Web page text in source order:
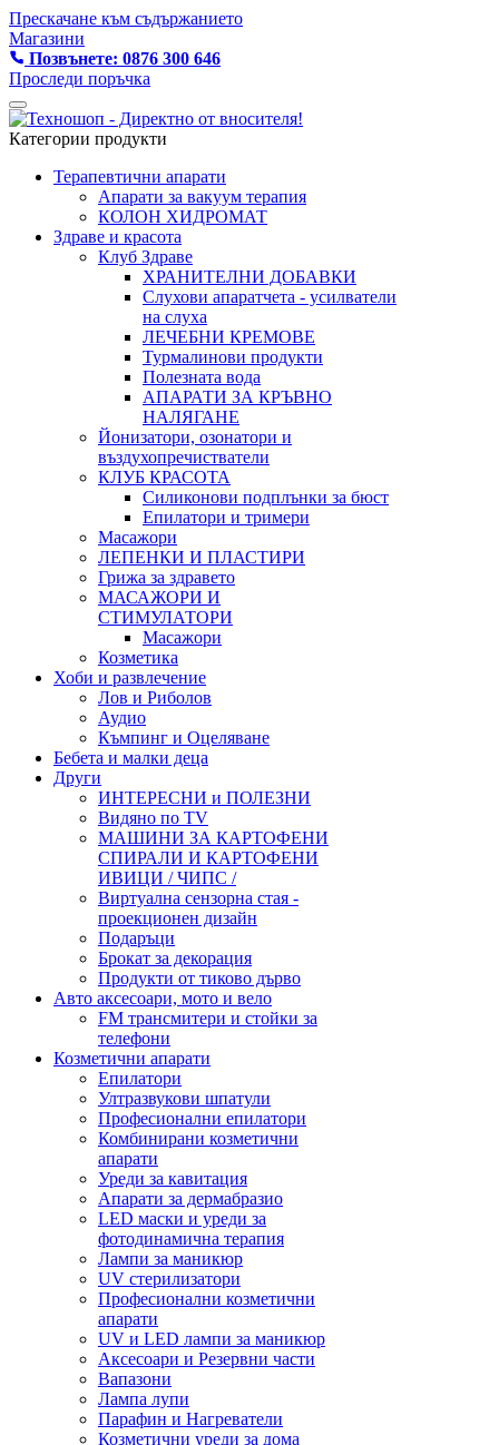
Прескачане към съдържанието
Магазини
Позвънете: 0876 300 646
Проследи поръчка
Категории продукти
Терапевтични апарати
Апарати за вакуум терапия
КОЛОН ХИДРОМАТ
Здраве и красота
Клуб Здраве
ХРАНИТЕЛНИ ДОБАВКИ
Слухови апаратчета - усилватели
на слуха
ЛЕЧЕБНИ КРЕМОВЕ
Турмалинови продукти
Полезната вода
АПАРАТИ ЗА КРЪВНО
НАЛЯГАНЕ
Йонизатори, озонатори и
въздухопречистватели
КЛУБ КРАСОТА
Силиконови подплънки за бюст
Епилатори и тримери
Масажори
ЛЕПЕНКИ И ПЛАСТИРИ
Грижа за здравето
МАСАЖОРИ И
СТИМУЛАТОРИ
Масажори
Козметика
Хоби и развлечение
Лов и Риболов
Аудио
Къмпинг и Оцеляване
Бебета и малки деца
Други
ИНТЕРЕСНИ и ПОЛЕЗНИ
Видяно по TV
МАШИНИ ЗА КАРТОФЕНИ
СПИРАЛИ И КАРТОФЕНИ
ИВИЦИ / ЧИПС /
Виртуална сензорна стая -
проекционен дизайн
Подаръци
Брокат за декорация
Продукти от тиково дърво
Авто аксесоари, мото и вело
FM трансмитери и стойки за
телефони
Козметични апарати
Епилатори
Ултразвукови шпатули
Професионални епилатори
Комбинирани козметични
апарати
Уреди за кавитация
Апарати за дермабразио
LED маски и уреди за
фотодинамична терапия
Лампи за маникюр
UV стерилизатори
Професионални козметични
апарати
UV и LED лампи за маникюр
Аксесоари и Резервни части
Вапазони
Лампа лупи
Парафин и Нагреватели
Козметични уреди за дома